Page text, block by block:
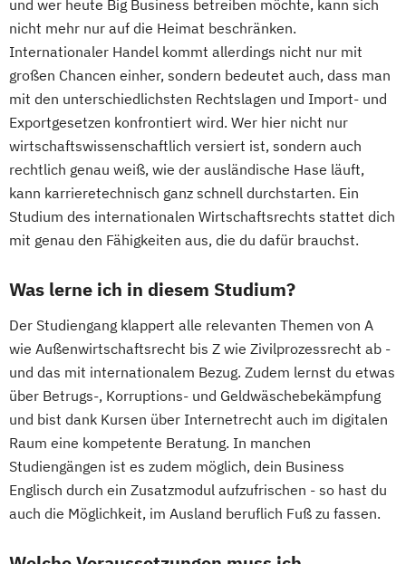
und wer heute Big Business betreiben möchte, kann sich
nicht mehr nur auf die Heimat beschränken.
Internationaler Handel kommt allerdings nicht nur mit
großen Chancen einher, sondern bedeutet auch, dass man
mit den unterschiedlichsten Rechtslagen und Import- und
Exportgesetzen konfrontiert wird. Wer hier nicht nur
wirtschaftswissenschaftlich versiert ist, sondern auch
rechtlich genau weiß, wie der ausländische Hase läuft,
kann karrieretechnisch ganz schnell durchstarten. Ein
Studium des internationalen Wirtschaftsrechts stattet dich
mit genau den Fähigkeiten aus, die du dafür brauchst.
Was lerne ich in diesem Studium?
Der Studiengang klappert alle relevanten Themen von A
wie Außenwirtschaftsrecht bis Z wie Zivilprozessrecht ab -
und das mit internationalem Bezug. Zudem lernst du etwas
über Betrugs-, Korruptions- und Geldwäschebekämpfung
und bist dank Kursen über Internetrecht auch im digitalen
Raum eine kompetente Beratung. In manchen
Studiengängen ist es zudem möglich, dein Business
Englisch durch ein Zusatzmodul aufzufrischen - so hast du
auch die Möglichkeit, im Ausland beruflich Fuß zu fassen.